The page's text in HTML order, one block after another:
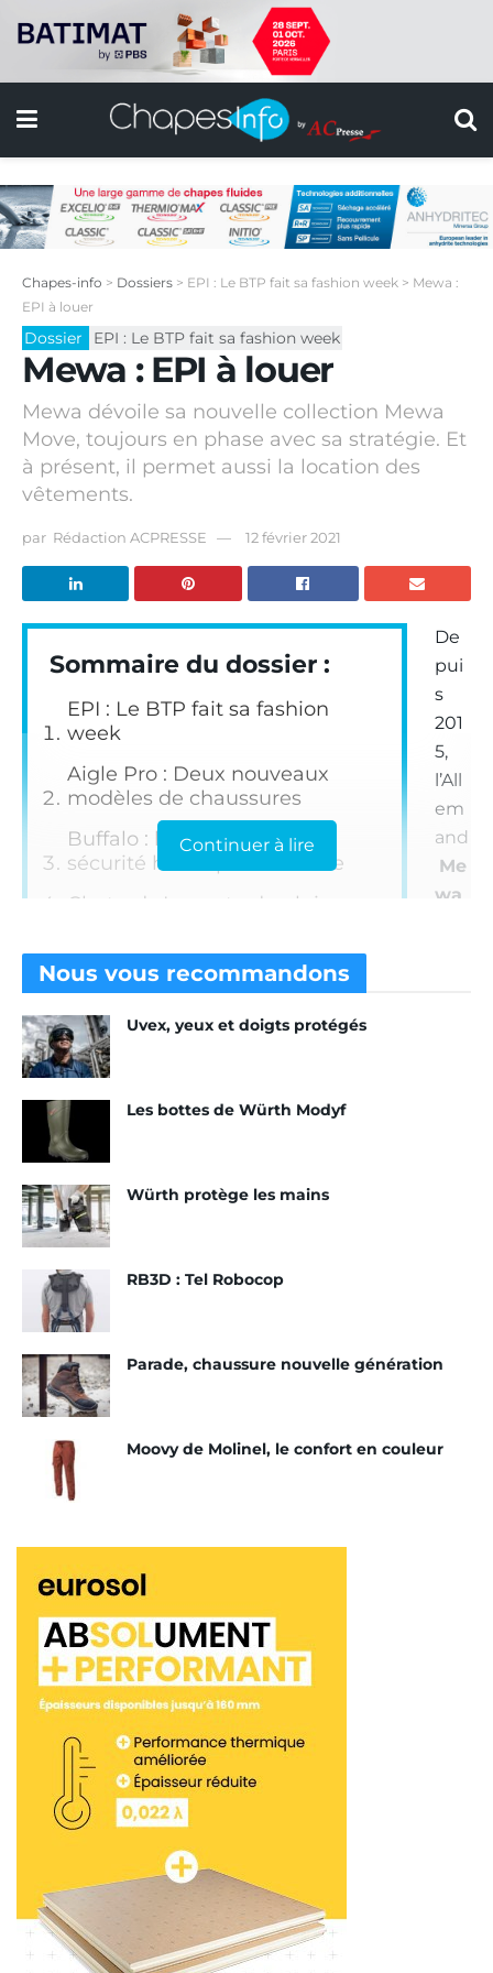
Chapes-info > Dossiers > EPI : Le BTP fait sa fashion week > Mewa :
EPI à louer
Dossier EPI : Le BTP fait sa fashion week
Mewa : EPI à louer
Mewa dévoile sa nouvelle collection Mewa
Move, toujours en phase avec sa stratégie. Et
à présent, il permet aussi la location des
vêtements.
par Rédaction ACPRESSE 12 février 2021
Sommaire du dossier :
EPI : Le BTP fait sa fashion
week
Aigle Pro : Deux nouveaux
modèles de chaussures
Buffalo : la chaussure de
sécurité haute performance
Chatard : La veste de pluie
Une gamme de vêtements
haute protection
Damart accroît l’influence de
DamartPro
Dickies dévoile sa nouvelle
gamme 2020-2021
Mewa : EPI à louer
Milwaukee : De nouveaux
vêtements s’ajoutent à la
gamme M12
Molinel : Des EPI haute
protection
Parade : La chaussure de
sécurité Connect
De
pui
s
201
5,
l’All
em
and
Me
wa
textile. Il cherche ainsi à répondre au mieux aux
attentes de ses clients. Pour les équipes de Mewa,
critères principaux. Un look professionnel, une
tenue confortable et de nombreuses poches. Petit
économique et environnementale, elle propose
l’ensemble de ses vêtements de travail à la
location. Chaque client reçoit ses tenues en
plusieurs exemplaires. Ensuite, l’entreprise
récupère les vêtements sales et en livre de
nouveaux. «Nous entretenons les vêtements d’un
mécanicien automobile de façon tellement
hygiénique qu’il pourrait en théorie aller travailler
avec ceux-ci dans la production alimentaire
indique Matthias Zoch, directeur technologie des
processus et de l’environnement. Cette démarche
est ainsi respectueuse de l’environnement.
Continuer à lire
Nous vous recommandons
Uvex, yeux et doigts protégés
Les bottes de Würth Modyf
Würth protège les mains
RB3D : Tel Robocop
Parade, chaussure nouvelle génération
Moovy de Molinel, le confort en couleur